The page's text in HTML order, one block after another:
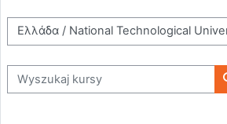
Kategorie kursów
Wyszukaj kursy